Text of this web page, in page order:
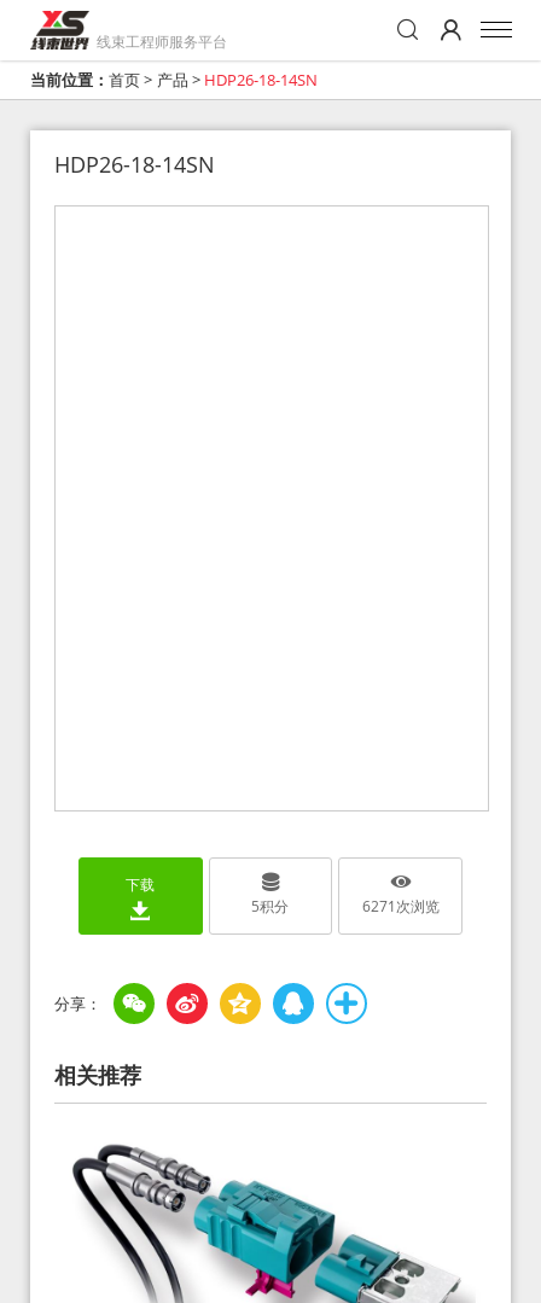
线束工程师服务平台
当前位置： 首页> 产品 > HDP26-18-14SN
HDP26-18-14SN
下载
5积分 6271次浏览
相关推荐